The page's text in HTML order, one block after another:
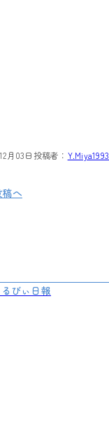
月03日 投稿者： Y.Miya1993
へ
びぃ日報